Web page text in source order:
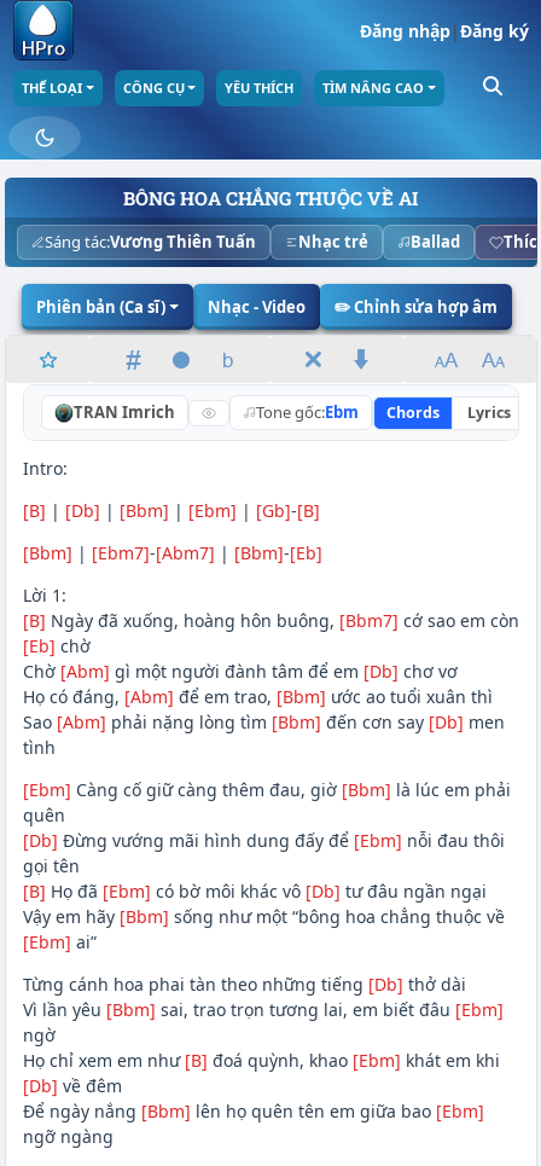
Đăng nhập|Đăng ký
THỂ LOẠI CÔNG CỤ YÊU THÍCH TÌM NÂNG CAO
BÔNG HOA CHẲNG THUỘC VỀ AI
Sáng tác:Vương Thiên Tuấn Nhạc trẻ Ballad
Phiên bản (Ca sĩ) Nhạc - Video ✏️ Chỉnh sửa hợp âm
TRAN Imrich Tone gốc:Ebm Chords Lyrics
Intro:
[B] | [Db] | [Bbm] | [Ebm] | [Gb]-[B]
[Bbm] | [Ebm7]-[Abm7] | [Bbm]-[Eb]
Lời 1:
[B] Ngày đã xuống, hoàng hôn buông, [Bbm7] cớ sao em còn
[Eb] chờ
Chờ [Abm] gì một người đành tâm để em [Db] chơ vơ
Họ có đáng, [Abm] để em trao, [Bbm] ước ao tuổi xuân thì
Sao [Abm] phải nặng lòng tìm [Bbm] đến cơn say [Db] men
tình
[Ebm] Càng cố giữ càng thêm đau, giờ [Bbm] là lúc em phải
quên
[Db] Đừng vướng mãi hình dung đấy để [Ebm] nỗi đau thôi
gọi tên
[B] Họ đã [Ebm] có bờ môi khác vô [Db] tư đâu ngần ngại
Vậy em hãy [Bbm] sống như một “bông hoa chẳng thuộc về
[Ebm] ai”
Từng cánh hoa phai tàn theo những tiếng [Db] thở dài
Vì lần yêu [Bbm] sai, trao trọn tương lai, em biết đâu [Ebm]
ngờ
Họ chỉ xem em như [B] đoá quỳnh, khao [Ebm] khát em khi
[Db] về đêm
Để ngày nắng [Bbm] lên họ quên tên em giữa bao [Ebm]
ngỡ ngàng